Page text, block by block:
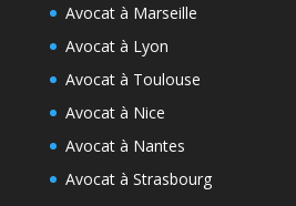
Avocat à Marseille
Avocat à Lyon
Avocat à Toulouse
Avocat à Nice
Avocat à Nantes
Avocat à Strasbourg